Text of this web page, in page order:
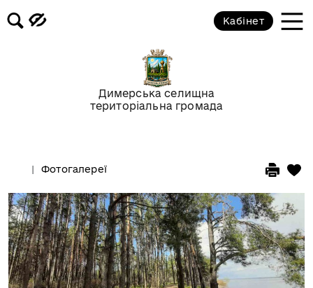
Димерська селищна
територіальна громада
Кабінет
Фотогалереї